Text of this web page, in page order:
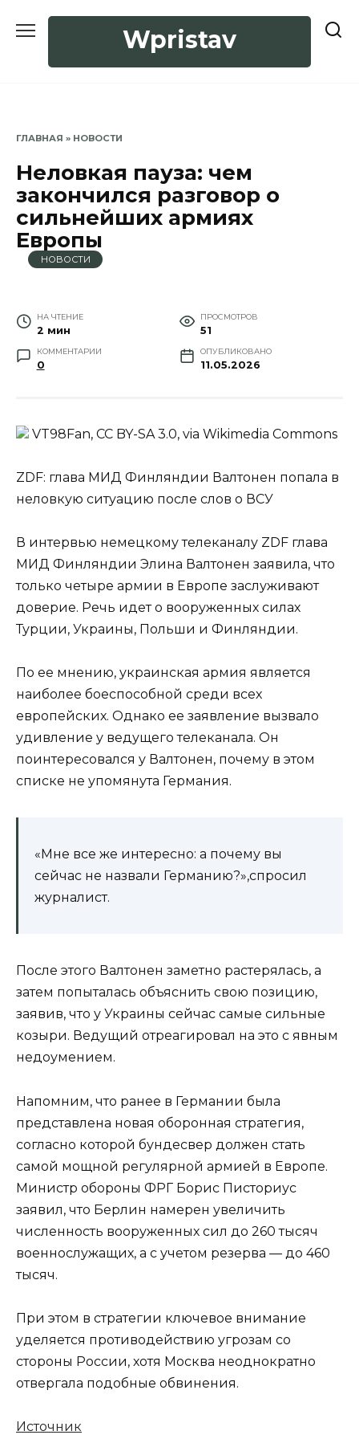
Wpristav
ГЛАВНАЯ » НОВОСТИ
Неловкая пауза: чем
закончился разговор о
сильнейших армиях
Европы
НОВОСТИ
НА ЧТЕНИЕ
2 мин
ПРОСМОТРОВ
51
КОММЕНТАРИИ
0
ОПУБЛИКОВАНО
11.05.2026
VT98Fan, CC BY-SA 3.0, via Wikimedia Commons
ZDF: глава МИД Финляндии Валтонен попала в
неловкую ситуацию после слов о ВСУ
В интервью немецкому телеканалу ZDF глава
МИД Финляндии Элина Валтонен заявила, что
только четыре армии в Европе заслуживают
доверие. Речь идет о вооруженных силах
Турции, Украины, Польши и Финляндии.
По ее мнению, украинская армия является
наиболее боеспособной среди всех
европейских. Однако ее заявление вызвало
удивление у ведущего телеканала. Он
поинтересовался у Валтонен, почему в этом
списке не упомянута Германия.
«Мне все же интересно: а почему вы
сейчас не назвали Германию?»,спросил
журналист.
После этого Валтонен заметно растерялась, а
затем попыталась объяснить свою позицию,
заявив, что у Украины сейчас самые сильные
козыри. Ведущий отреагировал на это с явным
недоумением.
Напомним, что ранее в Германии была
представлена новая оборонная стратегия,
согласно которой бундесвер должен стать
самой мощной регулярной армией в Европе.
Министр обороны ФРГ Борис Писториус
заявил, что Берлин намерен увеличить
численность вооруженных сил до 260 тысяч
военнослужащих, а с учетом резерва — до 460
тысяч.
При этом в стратегии ключевое внимание
уделяется противодействию угрозам со
стороны России, хотя Москва неоднократно
отвергала подобные обвинения.
Источник